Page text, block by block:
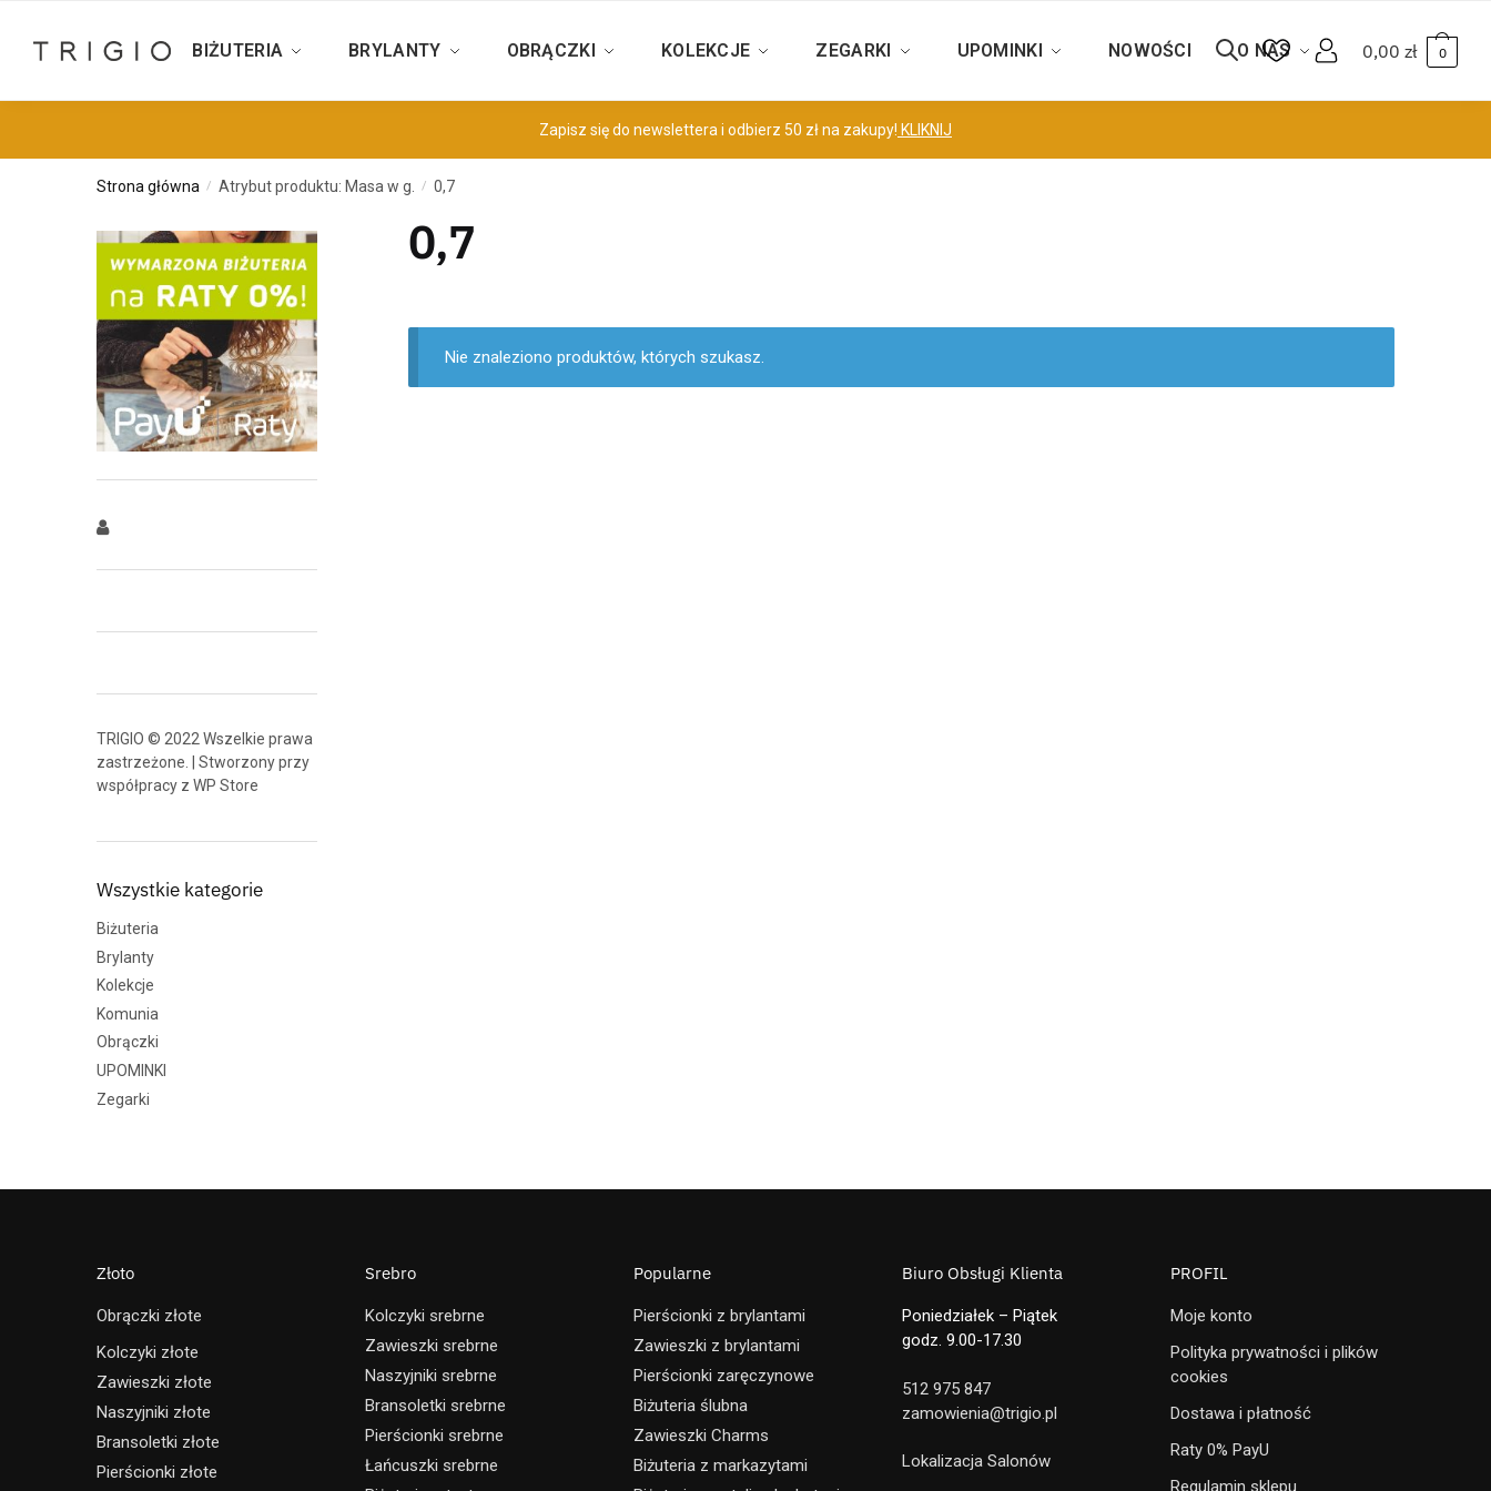
BIŻUTERIA BRYLANTY OBRĄCZKI KOLEKCJE ZEGARKI UPOMINKI NOWOŚCI O NAS 0,00 zł 0
Zapisz się do newslettera i odbierz 50 zł na zakupy! KLIKNIJ
Strona główna / Atrybut produktu: Masa w g. / 0,7
0,7
Nie znaleziono produktów, których szukasz.
TRIGIO © 2022 Wszelkie prawa
zastrzeżone. | Stworzony przy
współpracy z WP Store
Wszystkie kategorie
Biżuteria
Brylanty
Kolekcje
Komunia
Obrączki
UPOMINKI
Zegarki
Złoto
Obrączki złote
Kolczyki złote
Zawieszki złote
Naszyjniki złote
Bransoletki złote
Pierścionki złote
Srebro
Kolczyki srebrne
Zawieszki srebrne
Naszyjniki srebrne
Bransoletki srebrne
Pierścionki srebrne
Łańcuszki srebrne
Popularne
Pierścionki z brylantami
Zawieszki z brylantami
Pierścionki zaręczynowe
Biżuteria ślubna
Zawieszki Charms
Biżuteria z markazytami
Biuro Obsługi Klienta
Poniedziałek – Piątek
godz. 9.00-17.30
512 975 847
zamowienia@trigio.pl
Lokalizacja Salonów
PROFIL
Moje konto
Polityka prywatności i plików
cookies
Dostawa i płatność
Raty 0% PayU
Regulamin sklepu